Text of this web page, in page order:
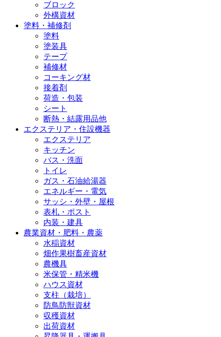
ブロック
外構資材
塗料・補修剤
塗料
塗装具
テープ
補修材
コーキング材
接着剤
荷造・包装
シート
断熱・結露用品他
エクステリア・住設機器
エクステリア
キッチン
バス・洗面
トイレ
ガス・石油給湯器
エネルギー・電気
サッシ・外壁・屋根
表札・ポスト
内装・建具
農業資材・肥料・農薬
水稲資材
畑作果樹畜産資材
農機具
米保管・精米機
ハウス資材
支柱（栽培）
防鳥防獣資材
収穫資材
出荷資材